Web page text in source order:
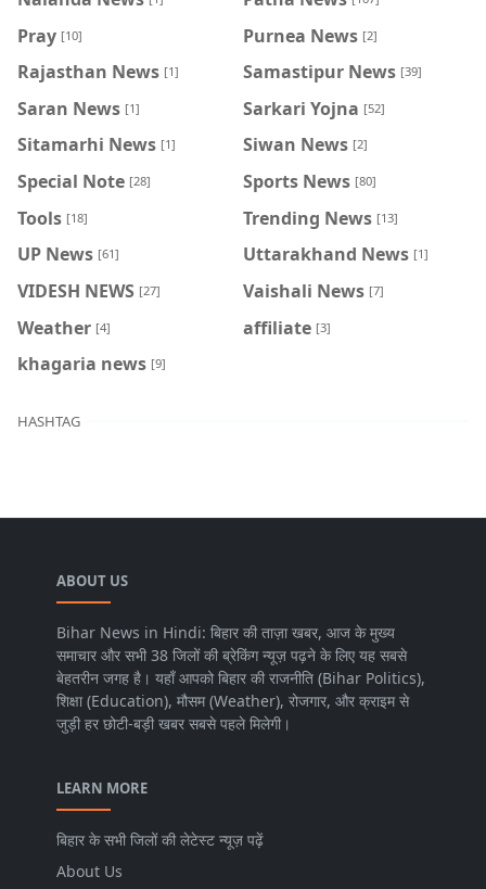
Pray [10] Purnea News [2]
Rajasthan News [1] Samastipur News [39]
Saran News [1] Sarkari Yojna [52]
Sitamarhi News [1] Siwan News [2]
Special Note [28] Sports News [80]
Tools [18] Trending News [13]
UP News [61] Uttarakhand News [1]
VIDESH NEWS [27] Vaishali News [7]
Weather [4] affiliate [3]
khagaria news [9]
HASHTAG
ABOUT US
Bihar News in Hindi: बिहार की ताज़ा खबर, आज के मुख्य
समाचार और सभी 38 जिलों की ब्रेकिंग न्यूज़ पढ़ने के लिए यह सबसे
बेहतरीन जगह है। यहाँ आपको बिहार की राजनीति (Bihar Politics),
शिक्षा (Education), मौसम (Weather), रोजगार, और क्राइम से
जुड़ी हर छोटी-बड़ी खबर सबसे पहले मिलेगी।
LEARN MORE
बिहार के सभी जिलों की लेटेस्ट न्यूज़ पढ़ें
About Us